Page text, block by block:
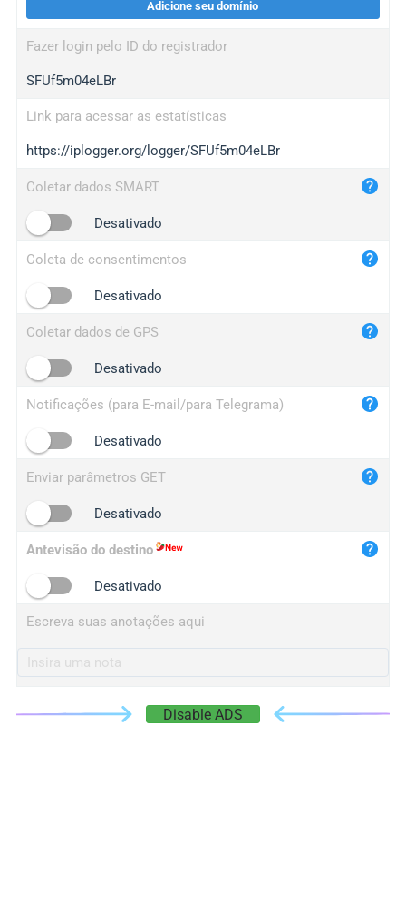
wl.gl
ed.tc
iplogger.com
maper.info
2no.co
yip.su
iplogger.info
Adicione seu domínio
Fazer login pelo ID do registrador
SFUf5m04eLBr
Link para acessar as estatísticas
https://iplogger.org/logger/SFUf5m04eLBr
Coletar dados SMART
Desativado
Coleta de consentimentos
Desativado
Coletar dados de GPS
Desativado
Notificações (para E-mail/para Telegrama)
Desativado
Enviar parâmetros GET
Desativado
Antevisão do destino
Desativado
Escreva suas anotações aqui
Disable ADS